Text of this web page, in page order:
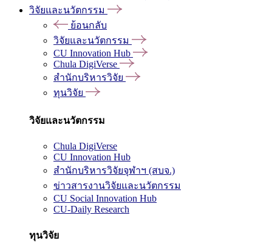
วิจัยและนวัตกรรม
ย้อนกลับ
วิจัยและนวัตกรรม
CU Innovation Hub
Chula DigiVerse
สำนักบริหารวิจัย
ทุนวิจัย
วิจัยและนวัตกรรม
Chula DigiVerse
CU Innovation Hub
สำนักบริหารวิจัยจุฬาฯ (สบจ.)
ข่าวสารงานวิจัยและนวัตกรรม
CU Social Innovation Hub
CU-Daily Research
ทุนวิจัย